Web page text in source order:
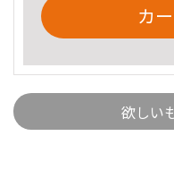
カ
欲しい